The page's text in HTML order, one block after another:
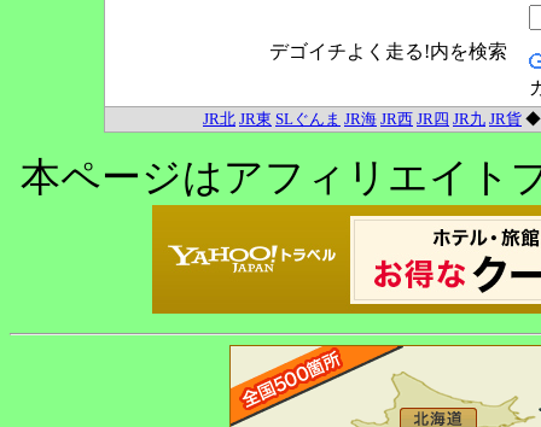
デゴイチよく走る!内を検索
JR北 JR東 SLぐんま JR海 JR西 JR四 JR九 JR貨
本ページはアフィリエイト